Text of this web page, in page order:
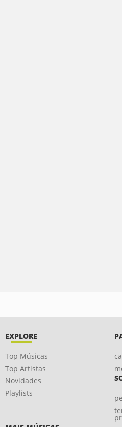
EXPLORE
Top Músicas
Top Artistas
Novidades
Playlists